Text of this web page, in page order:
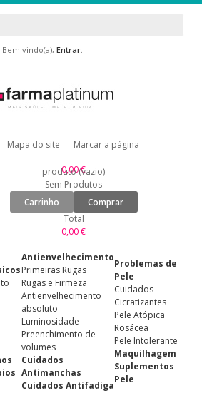
Bem vindo(a), Entrar.
Mapa do site Marcar a página
0,00 €
produto (vazio)
Sem Produtos
Carrinho
Comprar
Total
0,00 €
Antienvelhecimento
Primeiras Rugas
Rugas e Firmeza
Antienvelhecimento
absoluto
Luminosidade
Preenchimento de
volumes
Cuidados
Antimanchas
Cuidados Antifadiga
Problemas de
Pele
Cuidados
Cicratizantes
Pele Atópica
Rosácea
Pele Intolerante
Maquilhagem
Suplementos
Pele